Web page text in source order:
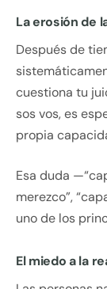
La erosión de
Después de
cuestiona tu
sos vos, es
propia
Esa duda
merezco”,
uno de los
El miedo a la